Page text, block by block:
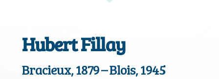
Hubert Fillay
Bracieux, 1879 – Blois, 1945